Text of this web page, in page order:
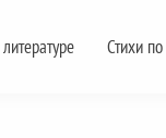
Стихи